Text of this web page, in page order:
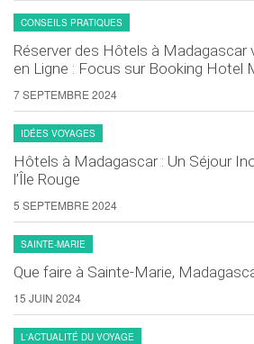
CONSEILS PRATIQUES
Réserver des Hôtels à Madagascar
en Ligne : Focus sur Booking Hotel
7 SEPTEMBRE 2024
IDÉES VOYAGES
Hôtels à Madagascar : Un Séjour
l’Île Rouge
5 SEPTEMBRE 2024
SAINTE-MARIE
Que faire à Sainte-Marie,
15 JUIN 2024
L'ACTUALITÉ DU VOYAGE